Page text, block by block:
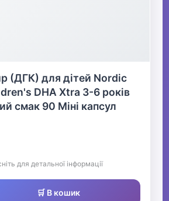
(ДГК) для дітей Nordic
DHA Xtra 3-6 років
смак 90 Міні капсул
для детальної інформації
🛒 В кошик